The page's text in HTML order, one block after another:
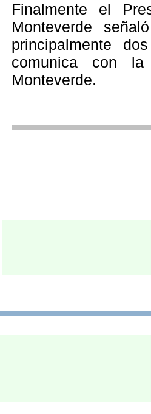
Finalmente el
Monteverde
principalmente
comunica con
Monteverde.